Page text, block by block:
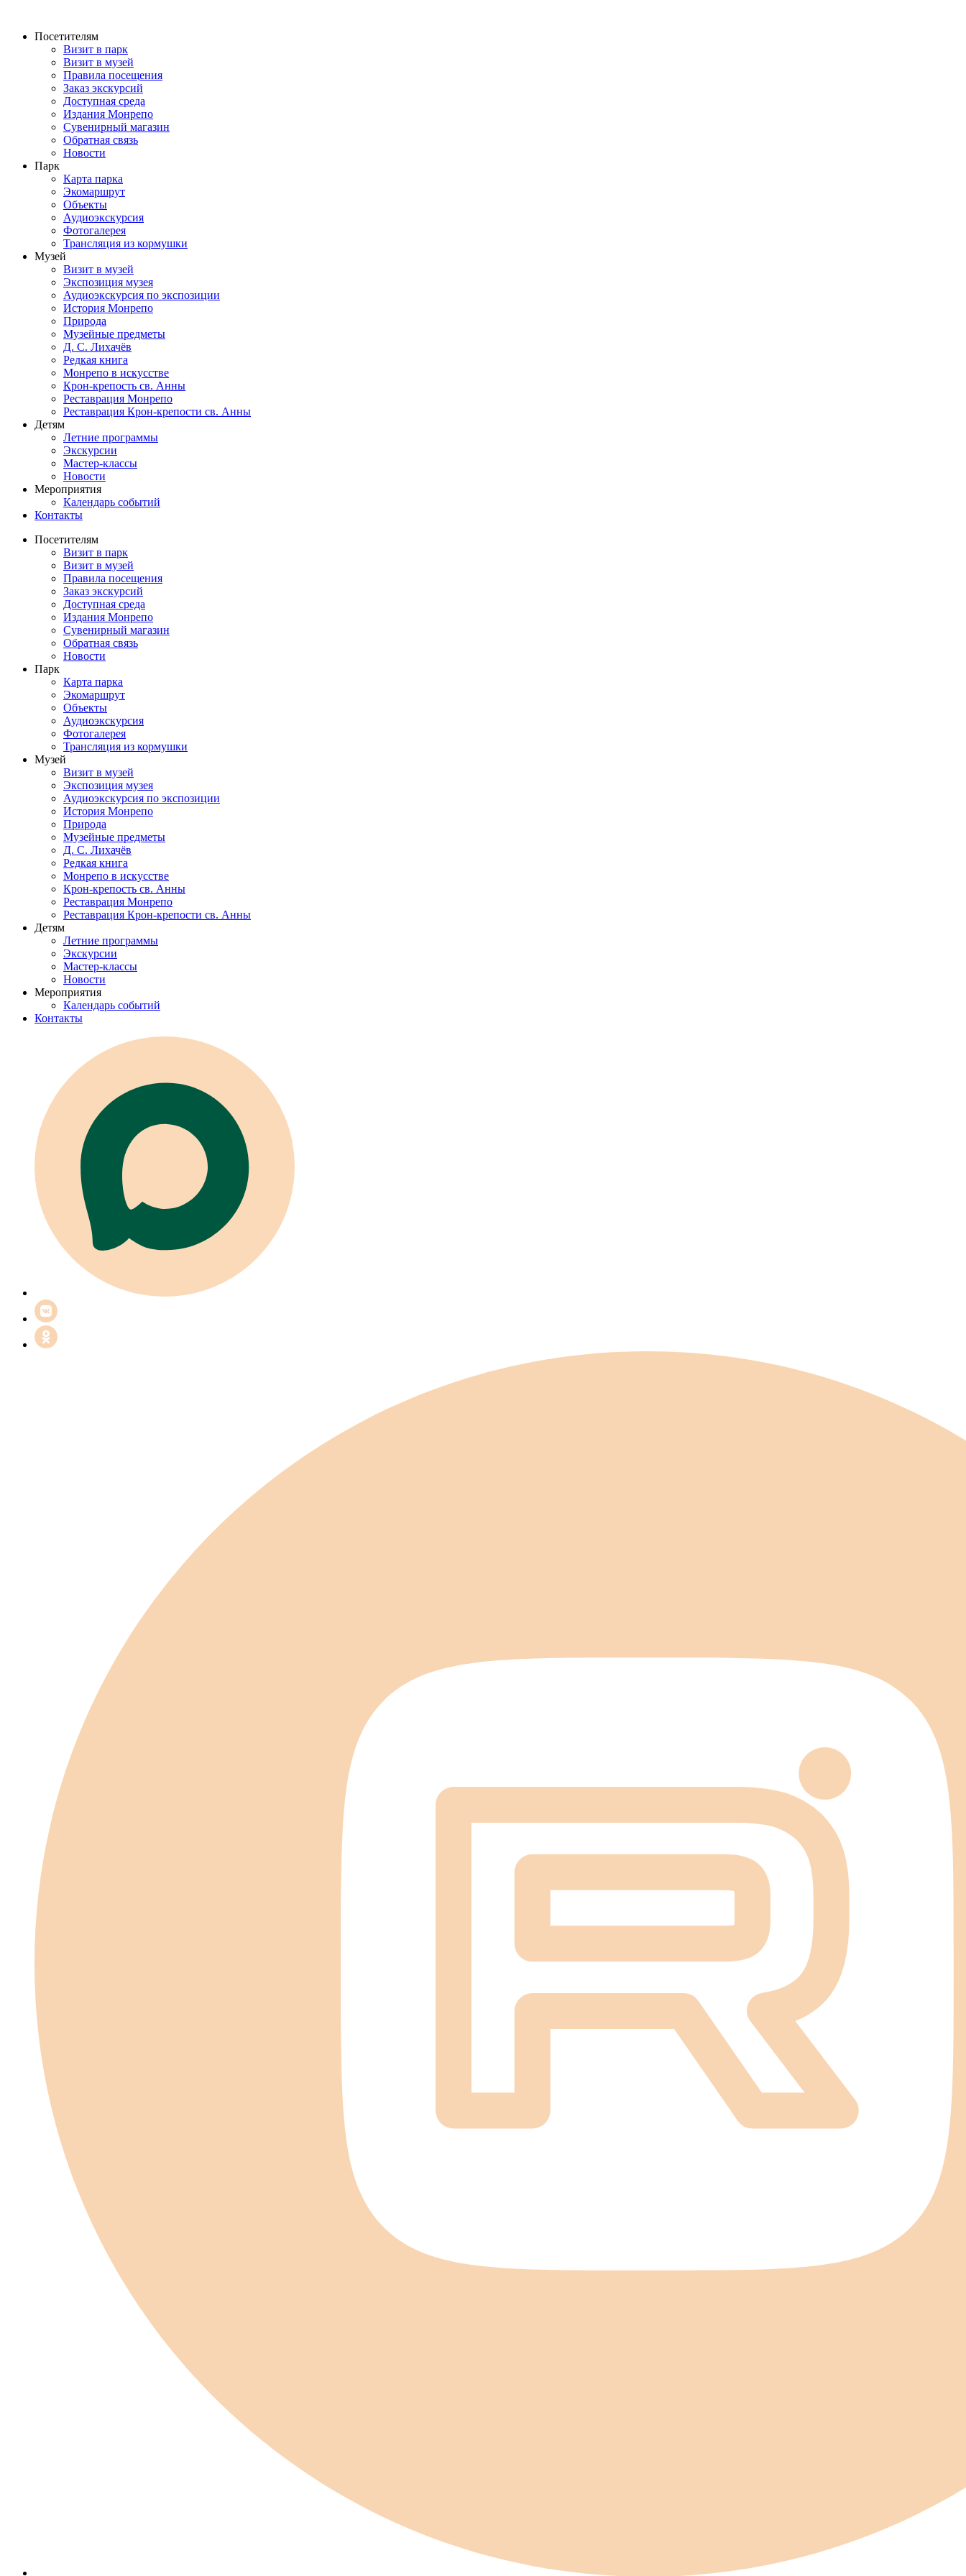
содержимому
Посетителям
Визит в парк
Визит в музей
Правила посещения
Заказ экскурсий
Доступная среда
Издания Монрепо
Сувенирный магазин
Обратная связь
Новости
Парк
Карта парка
Экомаршрут
Объекты
Аудиоэкскурсия
Фотогалерея
Трансляция из кормушки
Музей
Визит в музей
Экспозиция музея
Аудиоэкскурсия по экспозиции
История Монрепо
Природа
Музейные предметы
Д. С. Лихачёв
Редкая книга
Монрепо в искусстве
Крон-крепость св. Анны
Реставрация Монрепо
Реставрация Крон-крепости св. Анны
Детям
Летние программы
Экскурсии
Мастер-классы
Новости
Мероприятия
Календарь событий
Контакты
Посетителям
Визит в парк
Визит в музей
Правила посещения
Заказ экскурсий
Доступная среда
Издания Монрепо
Сувенирный магазин
Обратная связь
Новости
Парк
Карта парка
Экомаршрут
Объекты
Аудиоэкскурсия
Фотогалерея
Трансляция из кормушки
Музей
Визит в музей
Экспозиция музея
Аудиоэкскурсия по экспозиции
История Монрепо
Природа
Музейные предметы
Д. С. Лихачёв
Редкая книга
Монрепо в искусстве
Крон-крепость св. Анны
Реставрация Монрепо
Реставрация Крон-крепости св. Анны
Детям
Летние программы
Экскурсии
Мастер-классы
Новости
Мероприятия
Календарь событий
Контакты